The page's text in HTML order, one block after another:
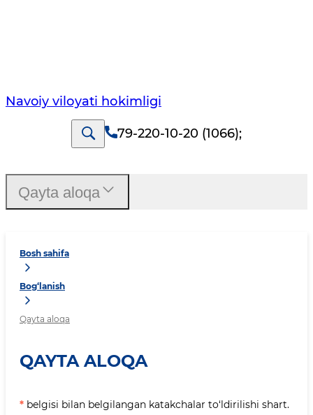
Navoiy vilоyati hоkimligi
79-220-10-20 (1066);
Bosh sahifa
Bog‘lanish
Qayta aloqa
QAYTA ALOQA
* belgisi bilan belgilangan katakchalar to‘ldirilishi shart.
Qayta aloqa